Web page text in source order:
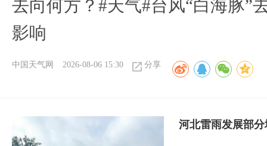
去向何方？#天气#台风“白海豚”
影响
中国天气网 2026-08-06 15:30 分享
河北雷雨发展部